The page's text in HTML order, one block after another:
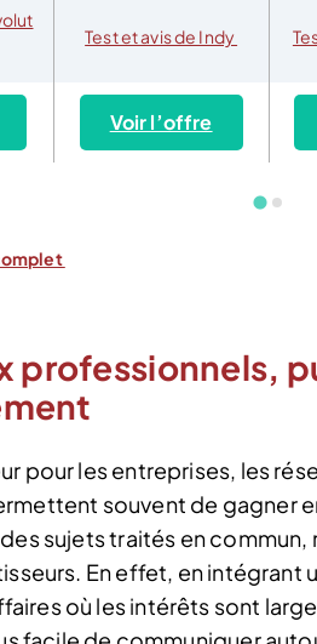
Test et avis de Indy
Voir l’offre
professionnels,
pour les entreprises, les
souvent de gagner
sujets traités en commun,
En effet, en intégrant
où les intérêts sont